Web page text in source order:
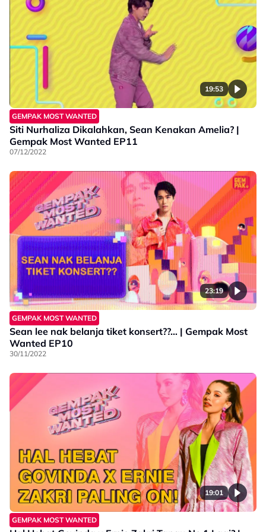
19:53
GEMPAK MOST WANTED
Siti Nurhaliza Dikalahkan, Sean Kenakan Amelia? |
Gempak Most Wanted EP11
07/12/2022
23:19
GEMPAK MOST WANTED
Sean lee nak belanja tiket konsert??… | Gempak Most
Wanted EP10
30/11/2022
19:01
GEMPAK MOST WANTED